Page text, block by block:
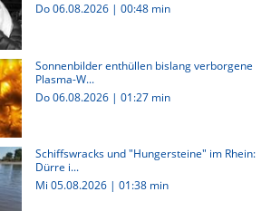
Do 06.08.2026 |00:48 min
Sonnenbilder enthüllen bislang verborgene
Plasma-W...
Do 06.08.2026 |01:27 min
Schiffswracks und "Hungersteine" im Rhein:
Dürre i...
Mi 05.08.2026 |01:38 min